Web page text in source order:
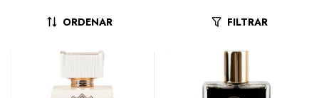
ORDENAR FILTRAR